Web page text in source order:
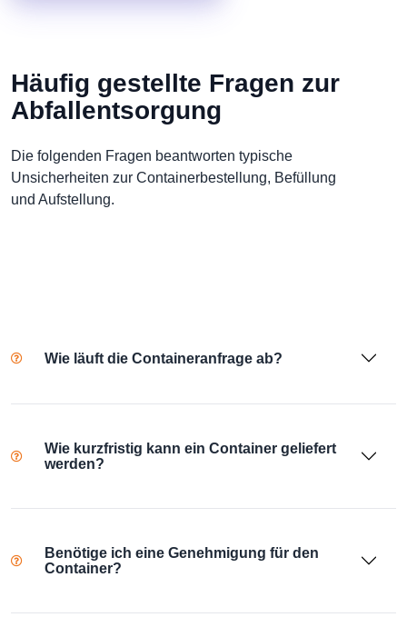
Häufig gestellte Fragen zur
Abfallentsorgung
Die folgenden Fragen beantworten typische
Unsicherheiten zur Containerbestellung, Befüllung
und Aufstellung.
Wie läuft die Containeranfrage ab?
Wie kurzfristig kann ein Container geliefert
werden?
Benötige ich eine Genehmigung für den
Container?